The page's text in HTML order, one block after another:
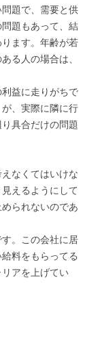
題で、需要と供
題もあって、結
ます。年齢が若
る人の場合は、
益に走りがちで
、実際に隣に行
具合だけの問題
なくてはいけな
えるようにして
られないのであ
。この会社に居
料をもらってる
アを上げてい